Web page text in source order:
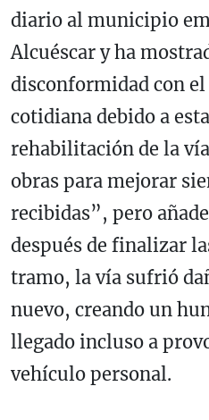
diario al municipio
Alcuéscar y ha
disconformidad con
cotidiana debido a
rehabilitación de la
obras para mejorar
recibidas”, pero
después de finalizar
tramo, la vía sufrió
nuevo, creando un
llegado incluso a
vehículo personal.